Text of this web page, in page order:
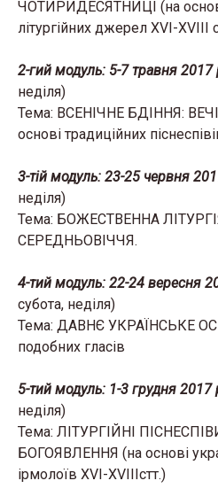
ЧОТИРИДЕСЯТНИЦІ (на
літургійних джерел XVI-XVIII
2-гий модуль: 5-7 травня 2017
неділя)
Тема: ВСЕНІЧНЕ БДІННЯ:
основі традиційних
3-тій модуль: 23-25 червня
неділя)
Тема: БОЖЕСТВЕННА
СЕРЕДНЬОВІЧЧЯ.
4-тий модуль: 22-24 вересня
субота, неділя)
Тема: ДАВНЄ УКРАЇНСЬКЕ
подобних гласів
5-тий модуль: 1-3 грудня 2017
неділя)
Тема: ЛІТУРГІЙНІ
БОГОЯВЛЕННЯ (на основі
ірмолоїв XVI-XVIIIcтт.)